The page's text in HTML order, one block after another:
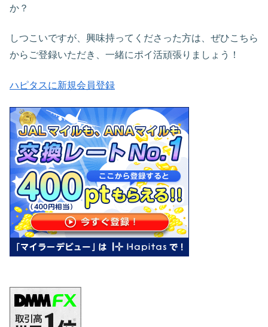
か？
しつこいですが、興味持ってくださった方は、ぜひこちら
からご登録いただき、一緒にポイ活頑張りましょう！
ハピタスに新規会員登録